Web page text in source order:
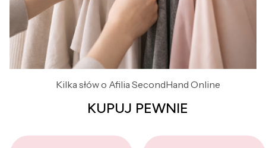
Kilka słów o Afilia SecondHand Online
KUPUJ PEWNIE